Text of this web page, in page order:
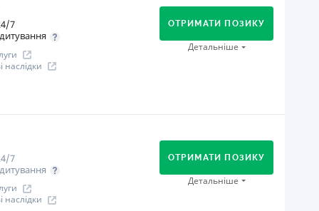
Онлайн (через сайт або інтернет-банкінг)
Через відділення банків-партнерів
Через термінали самообслуговування
НБУ
7
ОТРИМАТИ ПОЗИКУ
Детальніше
Оплата на розрахунковий рахунок
Онлайн (через сайт або інтернет-банкінг)
НБУ
переоформлена 07.03.2024 р.
7
ОТРИМАТИ ПОЗИКУ
Детальніше